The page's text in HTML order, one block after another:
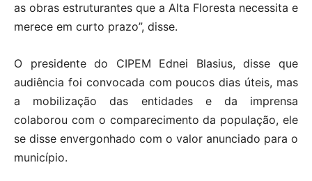
as obras estruturantes que a Alta Floresta necessita e
merece em curto prazo”, disse.
O presidente do CIPEM Ednei Blasius, disse que
audiência foi convocada com poucos dias úteis, mas
a mobilização das entidades e da imprensa
colaborou com o comparecimento da população, ele
se disse envergonhado com o valor anunciado para o
município.